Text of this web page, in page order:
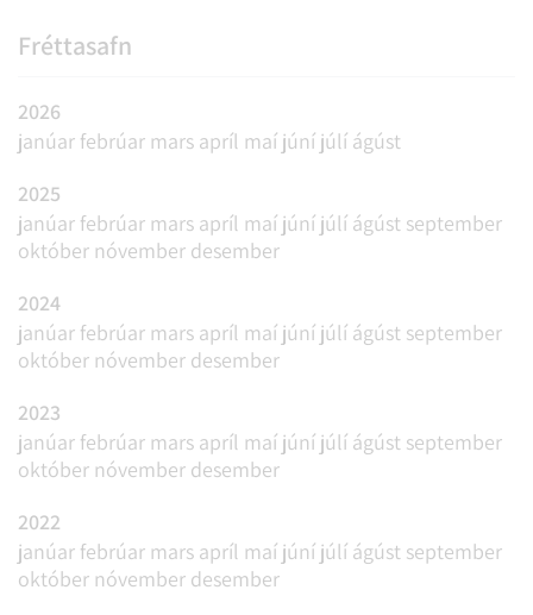
Fréttasafn
2026
janúar febrúar mars apríl maí júní júlí ágúst
2025
janúar febrúar mars apríl maí júní júlí ágúst september
október nóvember desember
2024
janúar febrúar mars apríl maí júní júlí ágúst september
október nóvember desember
2023
janúar febrúar mars apríl maí júní júlí ágúst september
október nóvember desember
2022
janúar febrúar mars apríl maí júní júlí ágúst september
október nóvember desember